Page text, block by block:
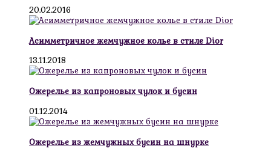
20.02.2016
Асимметричное жемчужное колье в стиле Dior
13.11.2018
Ожерелье из капроновых чулок и бусин
01.12.2014
Ожерелье из жемчужных бусин на шнурке